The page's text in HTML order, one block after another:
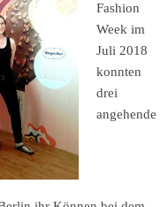
Fashion
Week im
Juli 2018
konnten
drei
angehende